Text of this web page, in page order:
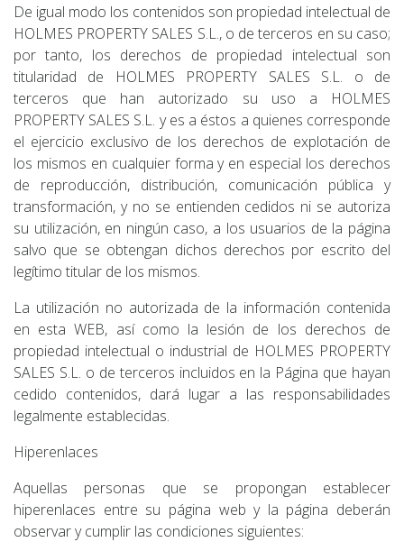
De igual modo los contenidos son propiedad intelectual de
HOLMES PROPERTY SALES S.L., o de terceros en su caso;
por tanto, los derechos de propiedad intelectual son
titularidad de HOLMES PROPERTY SALES S.L. o de
terceros que han autorizado su uso a HOLMES
PROPERTY SALES S.L. y es a éstos a quienes corresponde
el ejercicio exclusivo de los derechos de explotación de
los mismos en cualquier forma y en especial los derechos
de reproducción, distribución, comunicación pública y
transformación, y no se entienden cedidos ni se autoriza
su utilización, en ningún caso, a los usuarios de la página
salvo que se obtengan dichos derechos por escrito del
legítimo titular de los mismos.
La utilización no autorizada de la información contenida
en esta WEB, así como la lesión de los derechos de
propiedad intelectual o industrial de HOLMES PROPERTY
SALES S.L. o de terceros incluidos en la Página que hayan
cedido contenidos, dará lugar a las responsabilidades
legalmente establecidas.
Hiperenlaces
Aquellas personas que se propongan establecer
hiperenlaces entre su página web y la página deberán
observar y cumplir las condiciones siguientes: